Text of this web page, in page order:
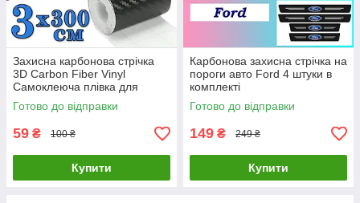
Захисна карбонова стрічка
3D Carbon Fiber Vinyl
Самоклеюча плівка для
тюнінгу авто, порогів,
бампера 3х300 см
Готово до відправки
59 ₴ 100 ₴
Купити
Карбонова захисна стрічка на
пороги авто Ford 4 штуки в
комплекті
Готово до відправки
149 ₴ 249 ₴
Купити